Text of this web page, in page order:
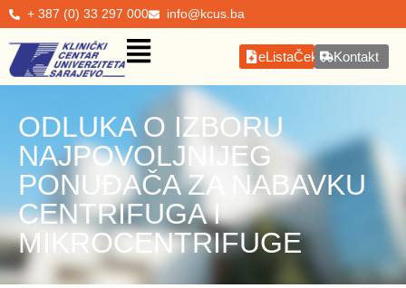
+ 387 (0) 33 297 000 info@kcus.ba
eListaČekanjaKontakt
ODLUKA O IZBORU
NAJPOVOLJNIJEG
PONUĐAČA ZA NABAVKU
CENTRIFUGA I
MIKROCENTRIFUGE